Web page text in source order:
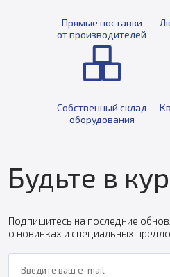
Прямые поставки
от производителей
Собственный склад
оборудования
Будьте в
Подпишитесь на последние
о новинках и специальных